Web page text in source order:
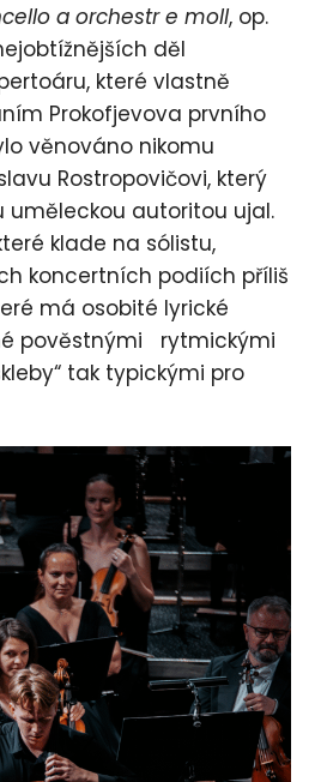
a orchestr e moll, op.
děl
které vlastně
Prokofjevova prvního
věnováno nikomu
Rostropovičovi, který
uměleckou autoritou ujal.
klade na sólistu,
koncertních podiích příliš
má osobité lyrické
pověstnými rytmickými
tak typickými pro